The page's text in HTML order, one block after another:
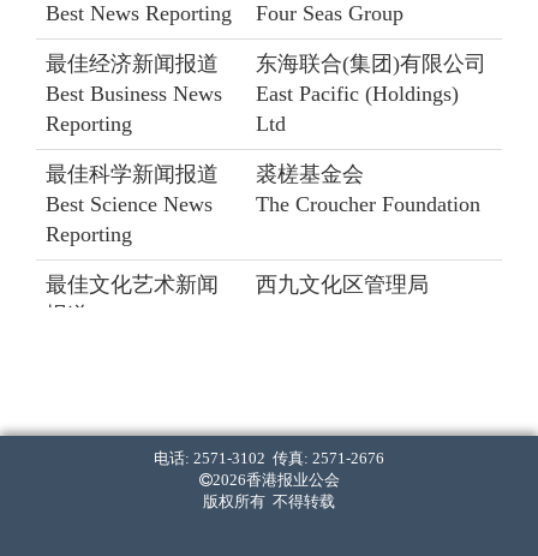
Best News Reporting
Four Seas Group
最佳经济新闻报道
Best Business News
Reporting
东海联合(集团)有限公司
East Pacific (Holdings)
Ltd
最佳科学新闻报道
Best Science News
Reporting
裘槎基金会
The Croucher Foundation
最佳文化艺术新闻
报道
西九文化区管理局
最佳新人
Best Young Reporter
恒生银行
Hang Seng Bank
电话: 2571-3102 传真: 2571-2676
2026香港报业公会
版权所有 不得转载